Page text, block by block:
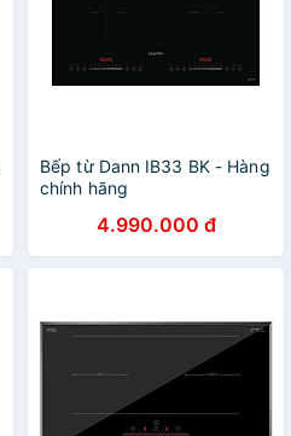
Bếp từ Dann IB33 BK - Hàng
chính hãng
4.990.000 đ